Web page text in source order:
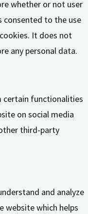
whether or not user
consented to the use
It does not
any personal data.
certain functionalities
on social media
third-party
and analyze
website which helps